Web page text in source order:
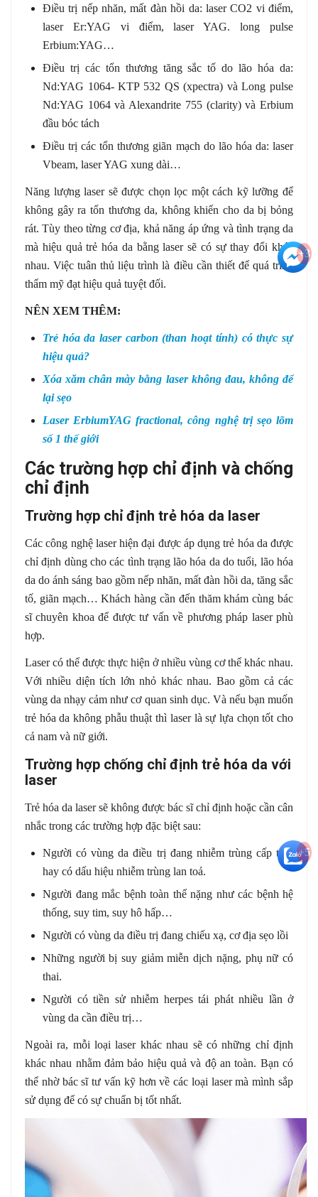
Điều trị nếp nhăn, mất đàn hồi da: laser CO2 vi điểm,
laser Er:YAG vi điểm, laser YAG. long pulse
Erbium:YAG…
Điều trị các tổn thương tăng sắc tố do lão hóa da:
Nd:YAG 1064- KTP 532 QS (xpectra) và Long pulse
Nd:YAG 1064 và Alexandrite 755 (clarity) và Erbium
đầu bóc tách
Điều trị các tổn thương giãn mạch do lão hóa da: laser
Vbeam, laser YAG xung dài…
Năng lượng laser sẽ được chọn lọc một cách kỹ lưỡng để
không gây ra tổn thương da, không khiến cho da bị bỏng
rát. Tùy theo từng cơ địa, khả năng áp ứng và tình trạng da
mà hiệu quả trẻ hóa da bằng laser sẽ có sự thay đổi khác
nhau. Việc tuân thủ liệu trình là điều cần thiết để quá trình
thẩm mỹ đạt hiệu quả tuyệt đối.
NÊN XEM THÊM:
Trẻ hóa da laser carbon (than hoạt tính) có thực sự
hiệu quả?
Xóa xăm chân mày bằng laser không đau, không để
lại sẹo
Laser ErbiumYAG fractional, công nghệ trị sẹo lõm
số 1 thế giới
Các trường hợp chỉ định và chống
chỉ định
Trường hợp chỉ định trẻ hóa da laser
Các công nghệ laser hiện đại được áp dụng trẻ hóa da được
chỉ định dùng cho các tình trạng lão hóa da do tuổi, lão hóa
da do ánh sáng bao gồm nếp nhăn, mất đàn hồi da, tăng sắc
tố, giãn mạch… Khách hàng cần đến thăm khám cùng bác
sĩ chuyên khoa để được tư vấn về phương pháp laser phù
hợp.
Laser có thể được thực hiện ở nhiều vùng cơ thể khác nhau.
Với nhiều diện tích lớn nhỏ khác nhau. Bao gồm cả các
vùng da nhạy cảm như cơ quan sinh dục. Và nếu bạn muốn
trẻ hóa da không phẫu thuật thì laser là sự lựa chọn tốt cho
cả nam và nữ giới.
Trường hợp chống chỉ định trẻ hóa da với
laser
Trẻ hóa da laser sẽ không được bác sĩ chỉ định hoặc cần cân
nhắc trong các trường hợp đặc biệt sau:
Người có vùng da điều trị đang nhiễm trùng cấp tính
hay có dấu hiệu nhiễm trùng lan toả.
Người đang mắc bệnh toàn thể nặng như các bệnh hệ
thống, suy tim, suy hô hấp…
Người có vùng da điều trị đang chiếu xạ, cơ địa sẹo lồi
Những người bị suy giảm miễn dịch nặng, phụ nữ có
thai.
Người có tiền sử nhiễm herpes tái phát nhiều lần ở
vùng da cần điều trị…
Ngoài ra, mỗi loại laser khác nhau sẽ có những chỉ định
khác nhau nhằm đảm bảo hiệu quả và độ an toàn. Bạn có
thể nhờ bác sĩ tư vấn kỹ hơn về các loại laser mà mình sắp
sử dụng để có sự chuẩn bị tốt nhất.
+3
+5